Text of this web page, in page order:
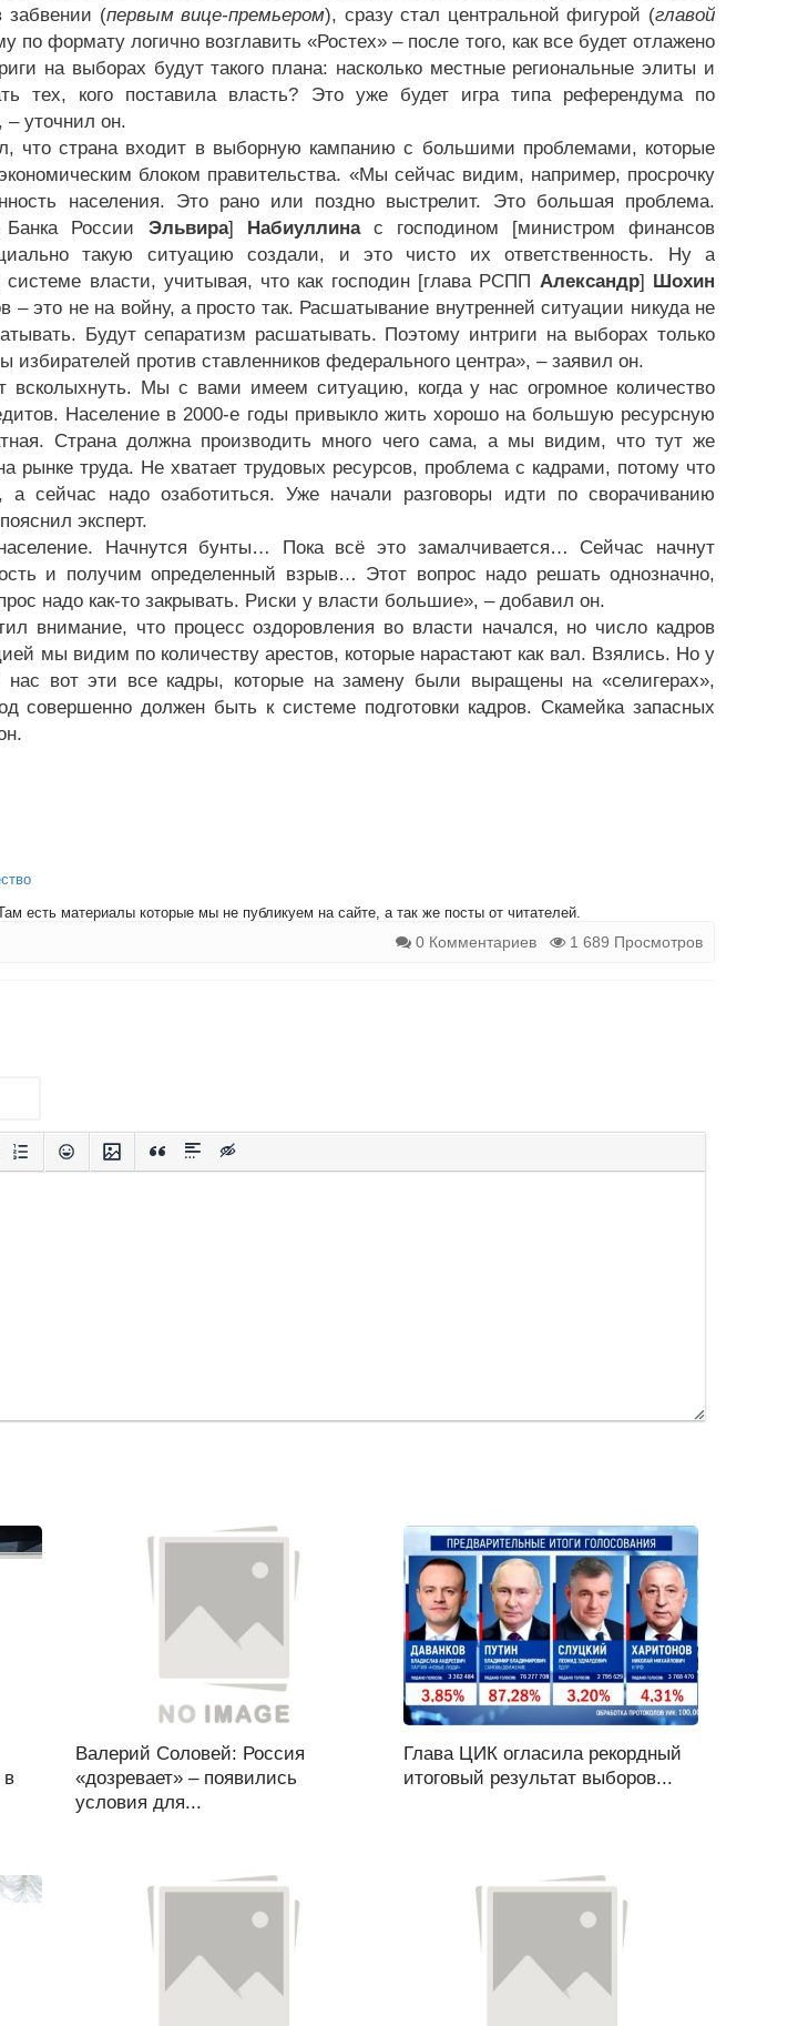
забвении (первым вице-премьером), сразу стал центральной фигурой (главой
формату логично возглавить «Ростех» – после того, как все будет отлажено
на выборах будут такого плана: насколько местные региональные элиты и
тех, кого поставила власть? Это уже будет игра типа референдума по
– уточнил он.
что страна входит в выборную кампанию с большими проблемами, которые
блоком правительства. «Мы сейчас видим, например, просрочку
населения. Это рано или поздно выстрелит. Это большая проблема.
России Эльвира] Набиуллинас господином [министром финансов
такую ситуацию создали, и это чисто их ответственность. Ну а
системе власти, учитывая, что как господин [глава РСПП Александр] Шохин
– это не на войну, а просто так. Расшатывание внутренней ситуации никуда не
Будут сепаратизм расшатывать. Поэтому интриги на выборах только
избирателей против ставленников федерального центра», – заявил он.
всколыхнуть. Мы с вами имеем ситуацию, когда у нас огромное количество
Население в 2000-е годы привыкло жить хорошо на большую ресурсную
Страна должна производить много чего сама, а мы видим, что тут же
рынке труда. Не хватает трудовых ресурсов, проблема с кадрами, потому что
сейчас надо озаботиться. Уже начали разговоры идти по сворачиванию
эксперт.
Начнутся бунты… Пока всё это замалчивается… Сейчас начнут
и получим определенный взрыв… Этот вопрос надо решать однозначно,
надо как-то закрывать. Риски у власти большие», – добавил он.
внимание, что процесс оздоровления во власти начался, но число кадров
мы видим по количеству арестов, которые нарастают как вал. Взялись. Но у
вот эти все кадры, которые на замену были выращены на «селигерах»,
совершенно должен быть к системе подготовки кадров. Скамейка запасных
есть материалы которые мы не публикуем на сайте, а так же посты от читателей.
0 Комментариев 1 689 Просмотров
в
Валерий Соловей: Россия
«дозревает» – появились
условия для...
Глава ЦИК огласила рекордный
итоговый результат выборов...